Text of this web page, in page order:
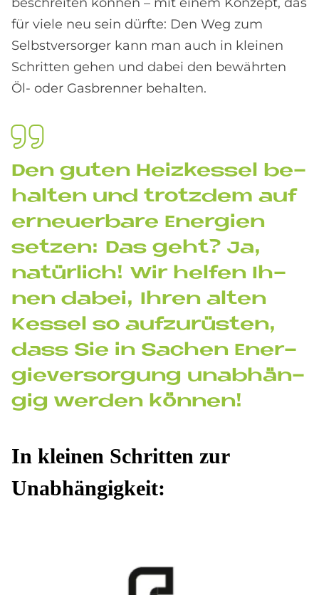
für viele neu sein dürfte: Den Weg zum
Selbstversorger kann man auch in kleinen
Schritten gehen und dabei den bewährten
Öl- oder Gasbrenner behalten.
Den gu­ten Heiz­kes­sel be­
hal­ten und trotz­dem auf
er­neu­er­ba­re En­er­gi­en
set­zen: Das geht? Ja,
na­tür­lich! Wir hel­fen Ih­
nen da­bei, Ih­ren al­ten
Kes­sel so auf­zu­rü­sten,
dass Sie in Sa­chen En­er­
gie­ver­sor­gung un­ab­hän­
gig wer­den kön­nen!
In klei­nen Schrit­ten zur
Un­ab­hän­gig­keit: